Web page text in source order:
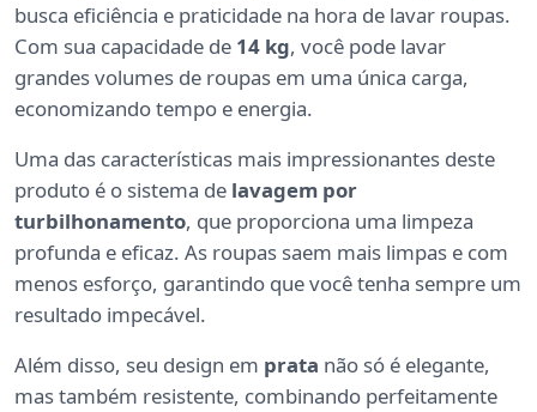
busca eficiência e praticidade na hora de lavar roupas.
Com sua capacidade de 14 kg, você pode lavar
grandes volumes de roupas em uma única carga,
economizando tempo e energia.
Uma das características mais impressionantes deste
produto é o sistema de lavagem por
turbilhonamento, que proporciona uma limpeza
profunda e eficaz. As roupas saem mais limpas e com
menos esforço, garantindo que você tenha sempre um
resultado impecável.
Além disso, seu design em prata não só é elegante,
mas também resistente, combinando perfeitamente